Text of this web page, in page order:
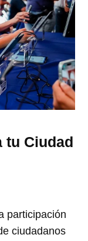
tu Ciudad
participación
ciudadanos